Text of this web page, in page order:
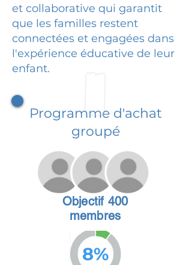
et collaborative qui garantit
que les familles restent
connectées et engagées dans
l'expérience éducative de leur
enfant.
Programme d'achat
groupé
Objectif 400
membres
8%